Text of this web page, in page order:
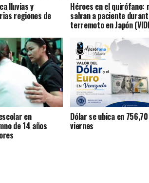
lluvias y
regiones de
Héroes en el quirófano:
salvan a paciente
terremoto en Japón
en
de 14 años
Dólar se ubica en
viernes